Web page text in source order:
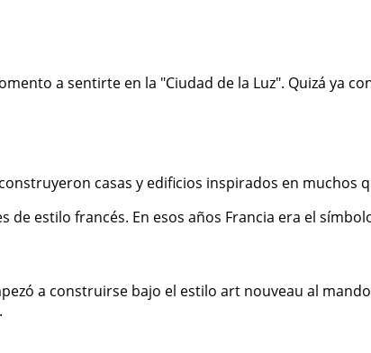
a sentirte en la "Ciudad de la Luz". Quizá ya
casas y edificios inspirados en muchos
de estilo francés. En esos años Francia era el
a construirse bajo el estilo art nouveau al